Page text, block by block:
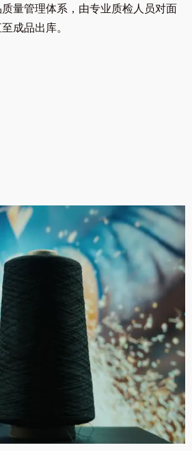
量管理体系，由专业质检人员对面
成品出库。